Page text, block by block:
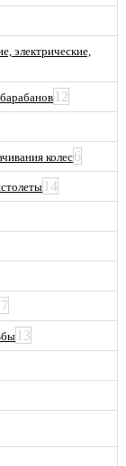
электрические,
12
колес6
14
13